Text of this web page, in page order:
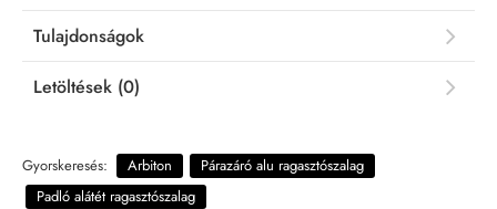
Tulajdonságok
Letöltések (0)
Gyorskeresés: Arbiton
Párazáró alu ragasztószalag
Padló alátét ragasztószalag